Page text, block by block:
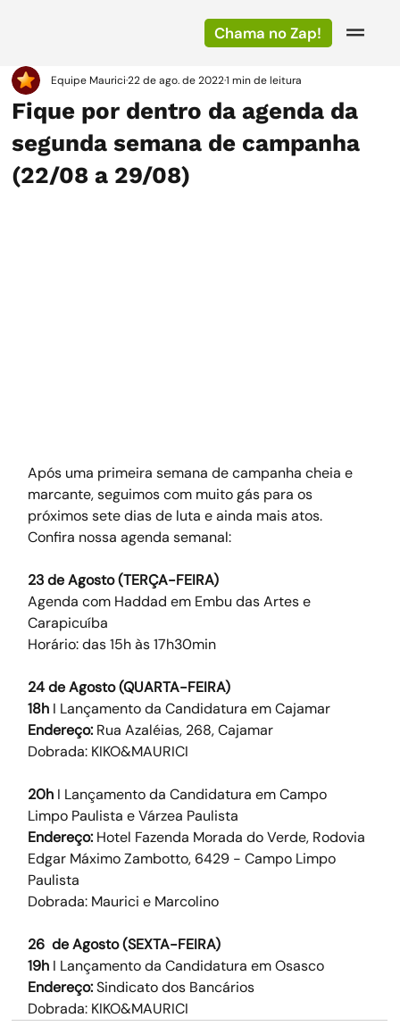
Chama no Zap!
Fique por dentro da agenda da
segunda semana de campanha
(22/08 a 29/08)
Equipe Maurici22 de ago. de 20221 min de leitura
Após uma primeira semana de campanha cheia e
marcante, seguimos com muito gás para os
próximos sete dias de luta e ainda mais atos.
Confira nossa agenda semanal:
23 de Agosto (TERÇA-FEIRA)
Agenda com Haddad em Embu das Artes e
Carapicuíba
Horário: das 15h às 17h30min
24 de Agosto (QUARTA-FEIRA)
18h I Lançamento da Candidatura em Cajamar
Endereço: Rua Azaléias, 268, Cajamar
Dobrada: KIKO&MAURICI
20h I Lançamento da Candidatura em Campo
Limpo Paulista e Várzea Paulista
Endereço: Hotel Fazenda Morada do Verde, Rodovia
Edgar Máximo Zambotto, 6429 - Campo Limpo
Paulista
Dobrada: Maurici e Marcolino
26  de Agosto (SEXTA-FEIRA)
19h I Lançamento da Candidatura em Osasco
Endereço: Sindicato dos Bancários
Dobrada: KIKO&MAURICI